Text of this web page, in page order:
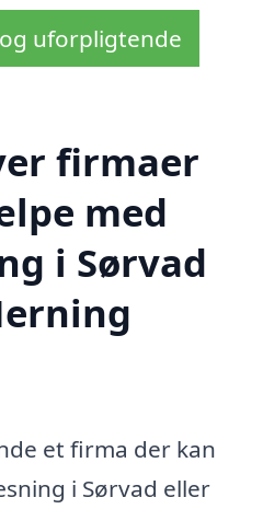
uforpligtende
firmaer
med
i Sørvad
et firma der kan
i Sørvad eller